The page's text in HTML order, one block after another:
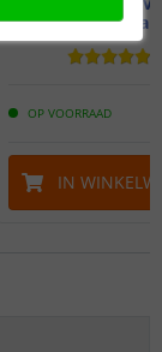
Dual
OP VOORRAAD
IN